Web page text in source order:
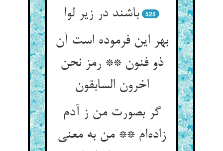
باشند در زیر لوا
525
بهر این فرموده است آن
ذو فنون ** رمز نحن
اخرون السابقون
گر بصورت من ز آدم
زاده‌ام ** من به معنی